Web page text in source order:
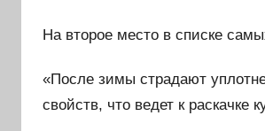
На второе место в списке
«После зимы страдают
свойств, что ведет к раскачке